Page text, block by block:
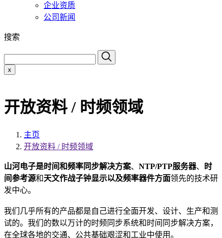
企业资质
公司新闻
搜索
x
开放资料 / 时频领域
主页
开放资料 / 时频领域
山河电子是时间和频率同步解决方案、 NTP/PTP服务器、
时
间参考源和天文作战子钟显示以及频率器件方面领先的技术研
发中心。
我们几乎所有的产品都是自己进行全面开发、设计、生产和测
试的。我们的数以万计的时频同步系统和时间同步解决方案，
在全球各地的交通、公共基础艰涩和工业中使用。